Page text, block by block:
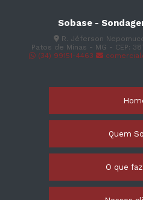
Sobase -
R. Jéferson
Patos de Minas - MG - CEP:
(34) 99151-4463
Quem
O que